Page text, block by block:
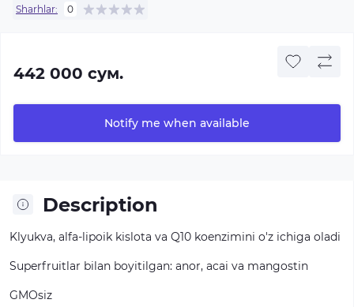
Sharhlar: 0
442 000 сум.
Notify me when available
Description
Klyukva, alfa-lipoik kislota va Q10 koenzimini o'z ichiga oladi
Superfruitlar bilan boyitilgan: anor, acai va mangostin
GMOsiz